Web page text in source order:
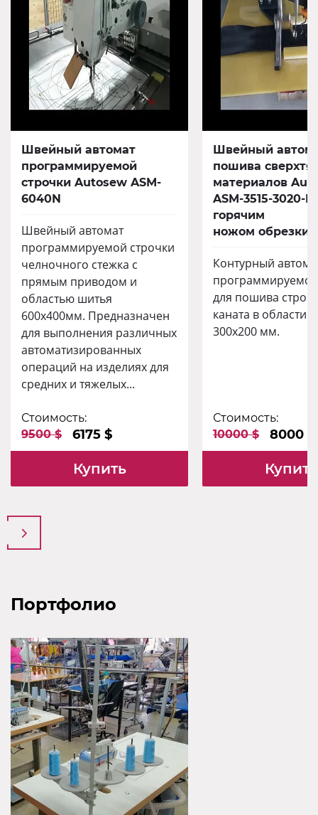
Швейный автомат
программируемой
строчки Autosew ASM-
6040N
Швейный автомат
программируемой строчки
челночного стежка с
прямым приводом и
областью шитья
600х400мм. Предназначен
для выполнения различных
автоматизированных
операций на изделиях для
средних и тяжелых...
Стоимость:
9500 $
6175 $
Купить
Швейный
пошива
материалов
ASM-3515-3020-
горячим
ножом обрезки
Контурный
для пошива
каната в области
300х200 мм.
Стоимость:
10000 $
8000 $
Купить
Портфолио